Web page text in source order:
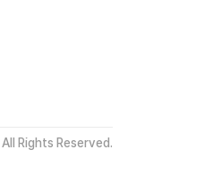
Rights Reserved.